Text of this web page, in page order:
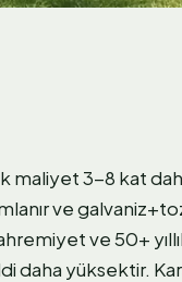
maliyet 3-8 kat
ve
ve 50+
daha yüksektir.